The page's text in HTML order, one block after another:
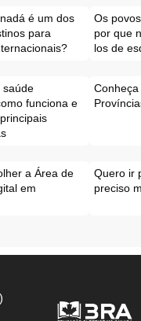
é um dos
para
Os
por que
los de
saúde
funciona e
a Área de
em
Quero ir
preciso